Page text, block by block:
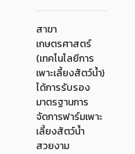
สาขา
เกษตรศาสตร์
(เทคโนโลยีการ
เพาะเลี้ยงสัตว์น้ำ)
ได้การรับรอง
มาตรฐานการ
จัดการฟาร์มเพาะ
เลี้ยงสัตว์น้ำ
สวยงาม